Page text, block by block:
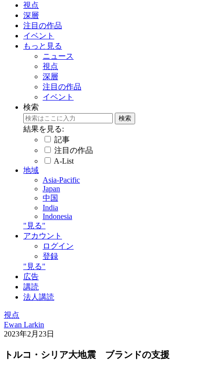
視点
深層
注目の作品
イベント
もっと見る
ニュース
視点
深層
注目の作品
イベント
検索
結果を見る:
記事
注目の作品
A-List
地域
Asia-Pacific
Japan
中国
India
Indonesia
"見る"
アカウント
ログイン
登録
"見る"
広告
講読
法人講読
視点
Ewan Larkin
2023年2月23日
トルコ・シリア大地震 ブランドの支援